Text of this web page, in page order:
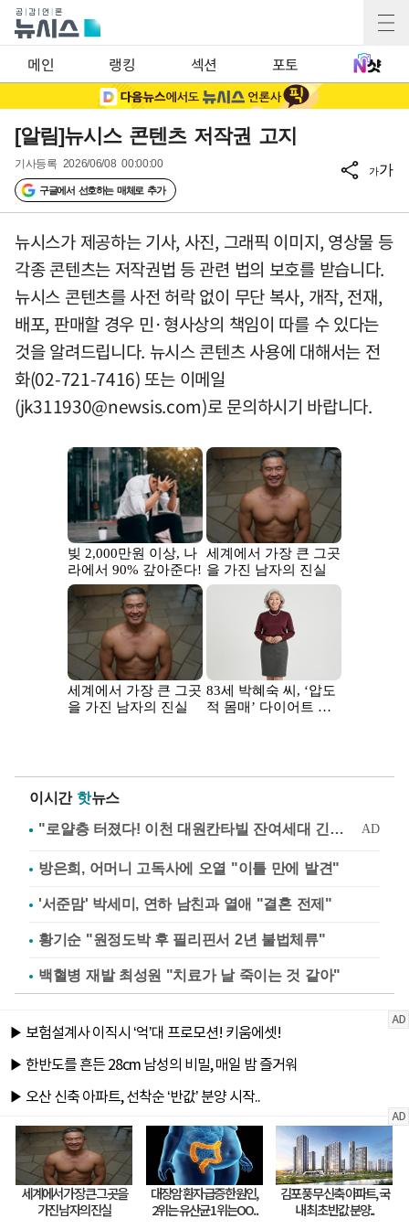
메인 랭킹 섹션 포토
[알림]뉴시스 콘텐츠 저작권 고지
기사등록 2026/06/08 00:00:00
구글에서 선호하는 매체로 추가
가가
뉴시스가 제공하는 기사, 사진, 그래픽 이미지, 영상물 등
각종 콘텐츠는 저작권법 등 관련 법의 보호를 받습니다.
뉴시스 콘텐츠를 사전 허락 없이 무단 복사, 개작, 전재,
배포, 판매할 경우 민·형사상의 책임이 따를 수 있다는
것을 알려드립니다. 뉴시스 콘텐츠 사용에 대해서는 전
화(02-721-7416) 또는 이메일
(jk311930@newsis.com)로 문의하시기 바랍니다.
이시간 핫뉴스
방은희, 어머니 고독사에 오열 "이틀 만에 발견"
'서준맘' 박세미, 연하 남친과 열애 "결혼 전제"
황기순 "원정도박 후 필리핀서 2년 불법체류"
백혈병 재발 최성원 "치료가 날 죽이는 것 같아"